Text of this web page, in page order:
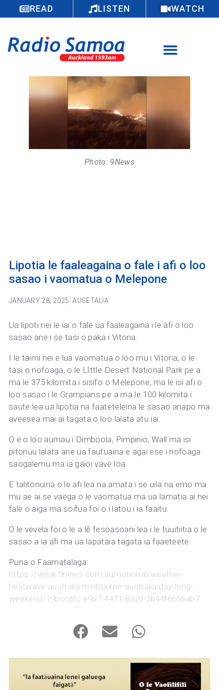
READ LISTEN WATCH
Photo: 9News
Lipotia le faaleagaina o fale i afi o loo
sasao i vaomatua o Melepone
JANUARY 28, 2025 AUSETALIA
Ua lipoti nei le iai o fale ua faaleagaina i le afi o loo
sasao ane i se tasi o paka i Vitoria.
I le taimi nei e lua vaomatua o loo mu i Vitoria, o le
tasi o nofoaga, o le LIttle Desert National Park pe a
ma le 375 kilomita i sisifo o Melepone, ma le isi afi o
loo sasao i le Grampians pe a ma le 100 kilomita i
saute lea ua lipotia na faateteleina le sasao anapo ma
aveesea mai ai tagata o loo lalata atu iai.
O e o loo aumau i Dimboola, Pimpinio, Wall ma isi
pitonuu lalata ane ua fautuaina e agai ese i nofoaga
saogalemu ma ia gaioi vave loa.
E talitonuina o le afi lea na amata i se uila na emo ma
mu ae ai se vaega o le vaomatua ma ua lamatia ai nei
fale o aiga ma soifua foi o i latou i ia faaitu.
O le vevela foi o le a lē fesoasoani lea i le tuuitiitia o le
sasao a ia afi ma ua lapataia tagata ia faaeteete.
Puna o Faamatalaga:
https://www.9news.com.au/national/weather-
heatwave-australia-melbourne-australia-day-long-
weekend/19bccdfc-e9a7-4471-8a20-3b44f865bab7